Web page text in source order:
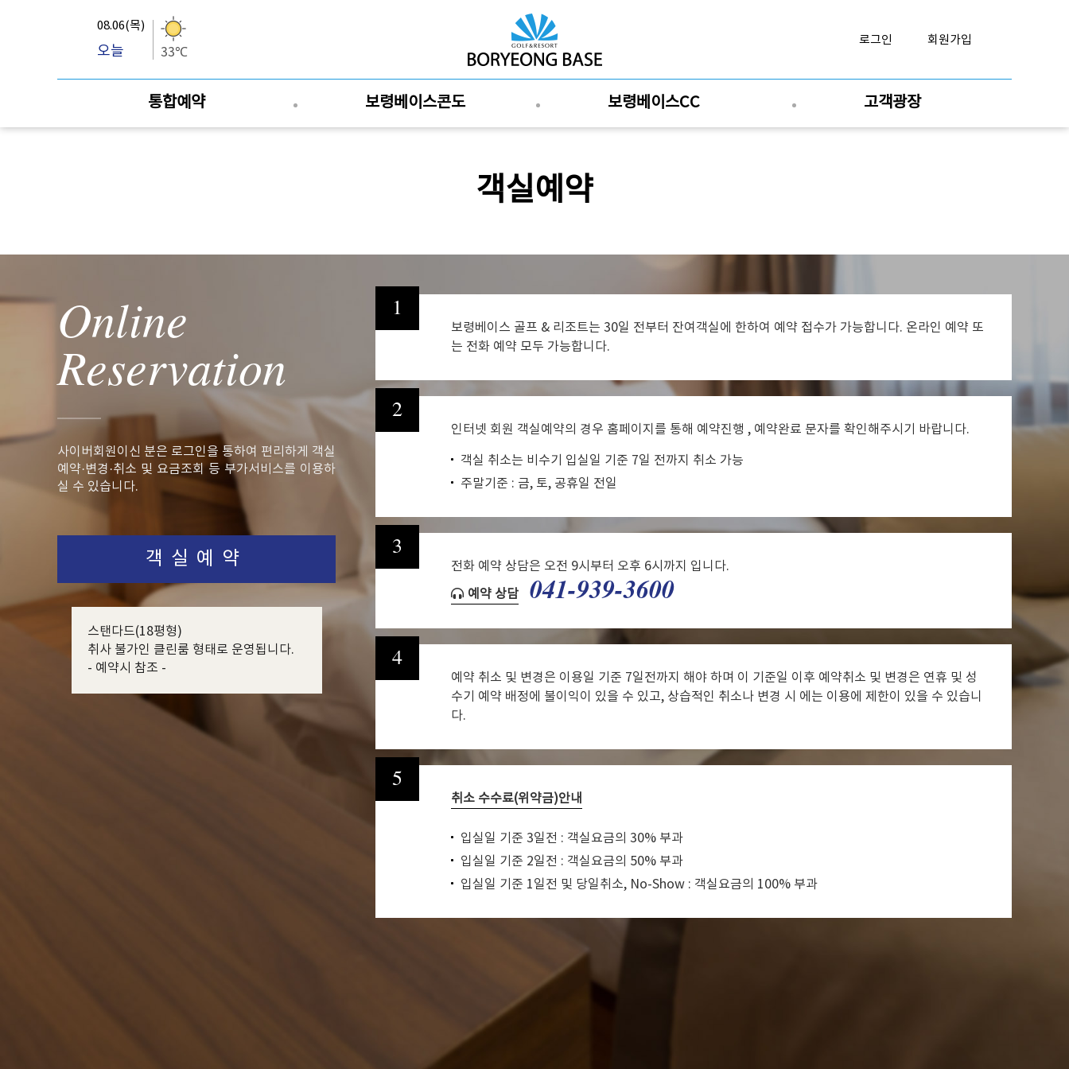
08.06(목)
오늘 33℃
로그인 회원가입
통합예약 보령베이스콘도 보령베이스CC 고객광장
객실예약
Online
Reservation
사이버회원이신 분은 로그인을 통하여 편리하게 객실
예약·변경·취소 및 요금조회 등 부가서비스를 이용하
실 수 있습니다.
객실예약
스탠다드(18평형)
취사 불가인 클린룸 형태로 운영됩니다.
- 예약시 참조 -
1
보령베이스 골프 & 리조트는 30일 전부터 잔여객실에 한하여 예약 접수가 가능합니다. 온라인 예약 또
는 전화 예약 모두 가능합니다.
2
인터넷 회원 객실예약의 경우 홈페이지를 통해 예약진행 , 예약완료 문자를 확인해주시기 바랍니다.
객실 취소는 비수기 입실일 기준 7일 전까지 취소 가능
주말기준 : 금, 토, 공휴일 전일
3
전화 예약 상담은 오전 9시부터 오후 6시까지 입니다.
예약 상담
041-939-3600
4
예약 취소 및 변경은 이용일 기준 7일전까지 해야 하며 이 기준일 이후 예약취소 및 변경은 연휴 및 성
수기 예약 배정에 불이익이 있을 수 있고, 상습적인 취소나 변경 시 에는 이용에 제한이 있을 수 있습니
다.
5
취소 수수료(위약금)안내
입실일 기준 3일전 : 객실요금의 30% 부과
입실일 기준 2일전 : 객실요금의 50% 부과
입실일 기준 1일전 및 당일취소, No-Show : 객실요금의 100% 부과